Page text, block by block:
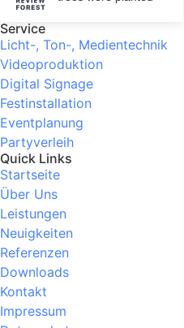
Service
Licht-, Ton-, Medientechnik
Videoproduktion
Digital Signage
Festinstallation
Eventplanung
Partyverleih
Quick Links
Startseite
Über Uns
Leistungen
Neuigkeiten
Referenzen
Downloads
Kontakt
Impressum